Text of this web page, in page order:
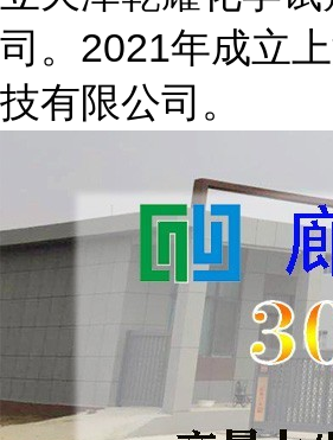
司。2021年成立
技有限公司。